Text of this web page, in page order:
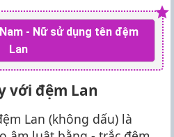
- Nữ sử dụng tên đệm
Lan
với đệm Lan
Lan (không dấu) là